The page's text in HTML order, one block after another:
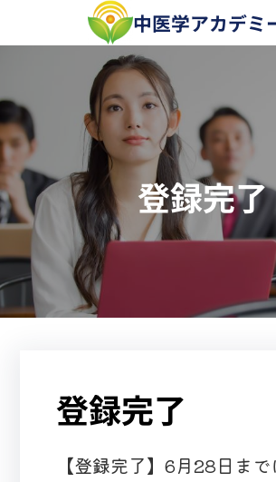
容
ス
キ
ッ
プ
中医学アカデミ
登録完了
登録完了
【登録完了】6月28日ま